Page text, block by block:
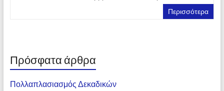
Περισσότερα
Πρόσφατα άρθρα
Πολλαπλασιασμός Δεκαδικών